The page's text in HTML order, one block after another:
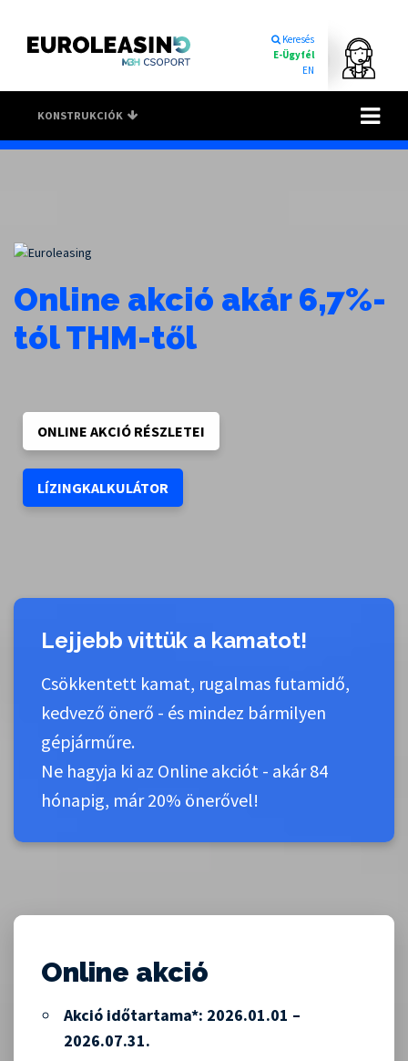
Keresés
E-Ügyfél
EN
KONSTRUKCIÓK Toggle
Online akció akár 6,7%-
tól THM-től
ONLINE AKCIÓ RÉSZLETEI
LÍZINGKALKULÁTOR
Lejjebb vittük a kamatot!
Csökkentett kamat, rugalmas futamidő,
kedvező önerő - és mindez bármilyen
gépjárműre.
Ne hagyja ki az Online akciót - akár 84
hónapig, már 20% önerővel!
Online akció
Akció időtartama*: 2026.01.01 –
2026.07.31.